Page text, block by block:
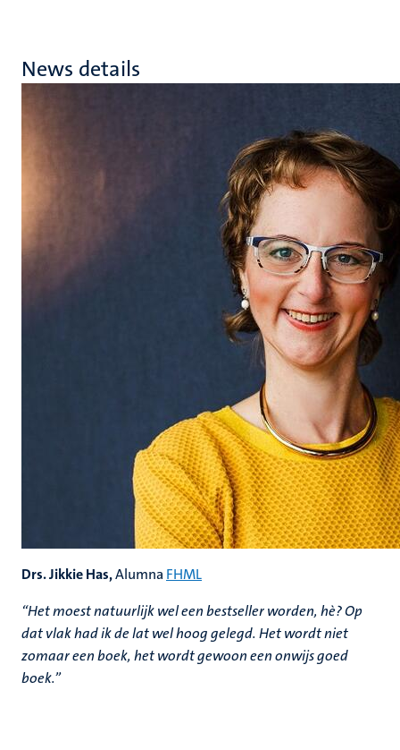
News details
Drs. Jikkie Has,Alumna FHML
“Het moest natuurlijk wel een bestseller worden, hè? Op
dat vlak had ik de lat wel hoog gelegd. Het wordt niet
zomaar een boek, het wordt gewoon een onwijs goed
boek.”